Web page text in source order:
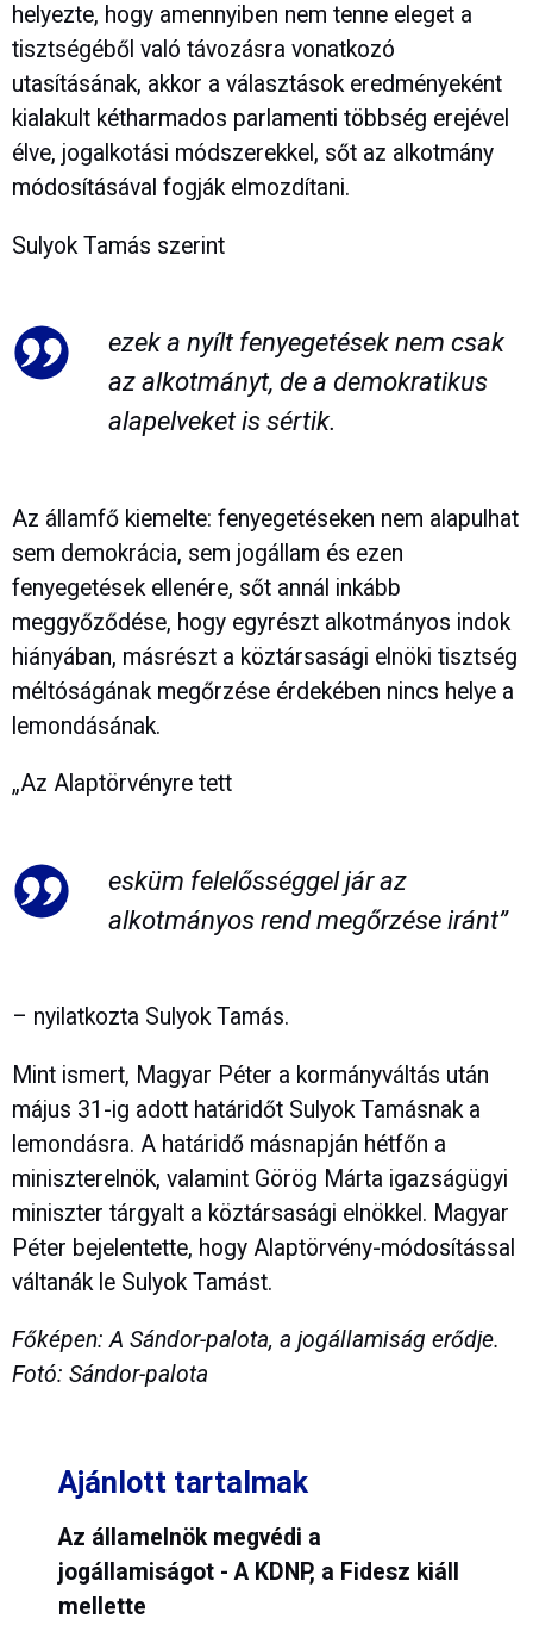
helyezte, hogy amennyiben nem tenne eleget a
tisztségéből való távozásra vonatkozó
utasításának, akkor a választások eredményeként
kialakult kétharmados parlamenti többség erejével
élve, jogalkotási módszerekkel, sőt az alkotmány
módosításával fogják elmozdítani.
Sulyok Tamás szerint
ezek a nyílt fenyegetések nem csak
az alkotmányt, de a demokratikus
alapelveket is sértik.
Az államfő kiemelte: fenyegetéseken nem alapulhat
sem demokrácia, sem jogállam és ezen
fenyegetések ellenére, sőt annál inkább
meggyőződése, hogy egyrészt alkotmányos indok
hiányában, másrészt a köztársasági elnöki tisztség
méltóságának megőrzése érdekében nincs helye a
lemondásának.
„Az Alaptörvényre tett
esküm felelősséggel jár az
alkotmányos rend megőrzése iránt”
– nyilatkozta Sulyok Tamás.
Mint ismert, Magyar Péter a kormányváltás után
május 31-ig adott határidőt Sulyok Tamásnak a
lemondásra. A határidő másnapján hétfőn a
miniszterelnök, valamint Görög Márta igazságügyi
miniszter tárgyalt a köztársasági elnökkel. Magyar
Péter bejelentette, hogy Alaptörvény-módosítással
váltanák le Sulyok Tamást.
Főképen: A Sándor-palota, a jogállamiság erődje.
Fotó: Sándor-palota
Ajánlott tartalmak
Az államelnök megvédi a
jogállamiságot - A KDNP, a Fidesz kiáll
mellette